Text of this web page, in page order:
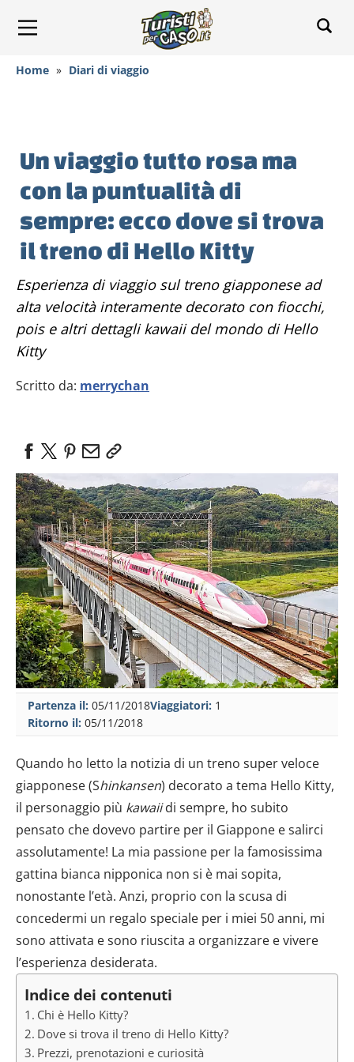
Home » Diari di viaggio
Un viaggio tutto rosa ma
con la puntualità di
sempre: ecco dove si trova
il treno di Hello Kitty
Esperienza di viaggio sul treno giapponese ad
alta velocità interamente decorato con fiocchi,
pois e altri dettagli kawaii del mondo di Hello
Kitty
Scritto da: merrychan
Partenza il: 05/11/2018
Ritorno il: 05/11/2018
Viaggiatori: 1
Quando ho letto la notizia di un treno super veloce
giapponese (Shinkansen) decorato a tema Hello Kitty,
il personaggio più kawaiidi sempre, ho subito
pensato che dovevo partire per il Giappone e salirci
assolutamente! La mia passione per la famosissima
gattina bianca nipponica non si è mai sopita,
nonostante l’età. Anzi, proprio con la scusa di
concedermi un regalo speciale per i miei 50 anni, mi
sono attivata e sono riuscita a organizzare e vivere
l’esperienza desiderata.
Indice dei contenuti
Chi è Hello Kitty?
Dove si trova il treno di Hello Kitty?
Prezzi, prenotazioni e curiosità